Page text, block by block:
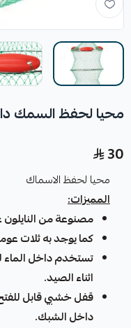
محيا لحفظ السمك
30
محيا لحفظ الاسماك
المميزات:
مصنوعة من النايلون
كما يوجد به ثلات
تستخدم داخل
اثناء الصيد.
قفل خشبي قابل
داخل الشبك.